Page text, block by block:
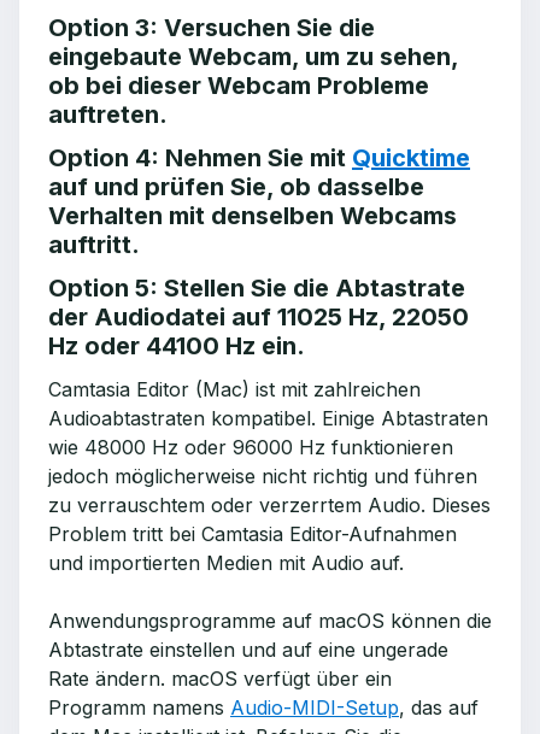
Option 3: Versuchen Sie die
eingebaute Webcam, um zu sehen,
ob bei dieser Webcam Probleme
auftreten.
Option 4: Nehmen Sie mit Quicktime
auf und prüfen Sie, ob dasselbe
Verhalten mit denselben Webcams
auftritt.
Option 5: Stellen Sie die Abtastrate
der Audiodatei auf 11025 Hz, 22050
Hz oder 44100 Hz ein.
Camtasia Editor (Mac) ist mit zahlreichen
Audioabtastraten kompatibel. Einige Abtastraten
wie 48000 Hz oder 96000 Hz funktionieren
jedoch möglicherweise nicht richtig und führen
zu verrauschtem oder verzerrtem Audio. Dieses
Problem tritt bei Camtasia Editor-Aufnahmen
und importierten Medien mit Audio auf.
Anwendungsprogramme auf macOS können die
Abtastrate einstellen und auf eine ungerade
Rate ändern. macOS verfügt über ein
Programm namens Audio-MIDI-Setup, das auf